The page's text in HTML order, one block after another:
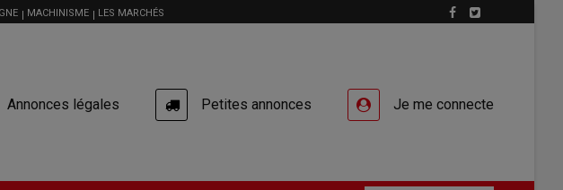
MACHINISME LES MARCHÉS
Annonces légales Petites annonces Je me connecte